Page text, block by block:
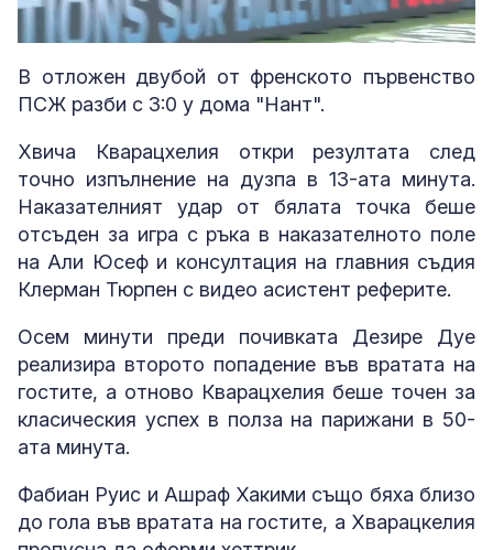
Unmute Loaded:
100.00%
В отложен двубой от френското първенство
ПСЖ разби с 3:0 у дома "Нант".
Хвича Кварацхелия откри резултата след
точно изпълнение на дузпа в 13-ата минута.
Наказателният удар от бялата точка беше
отсъден за игра с ръка в наказателното поле
на Али Юсеф и консултация на главния съдия
Клерман Тюрпен с видео асистент реферите.
Осем минути преди почивката Дезире Дуе
реализира второто попадение във вратата на
гостите, а отново Кварацхелия беше точен за
класическия успех в полза на парижани в 50-
ата минута.
Фабиан Руис и Ашраф Хакими също бяха близо
до гола във вратата на гостите, а Хварацкелия